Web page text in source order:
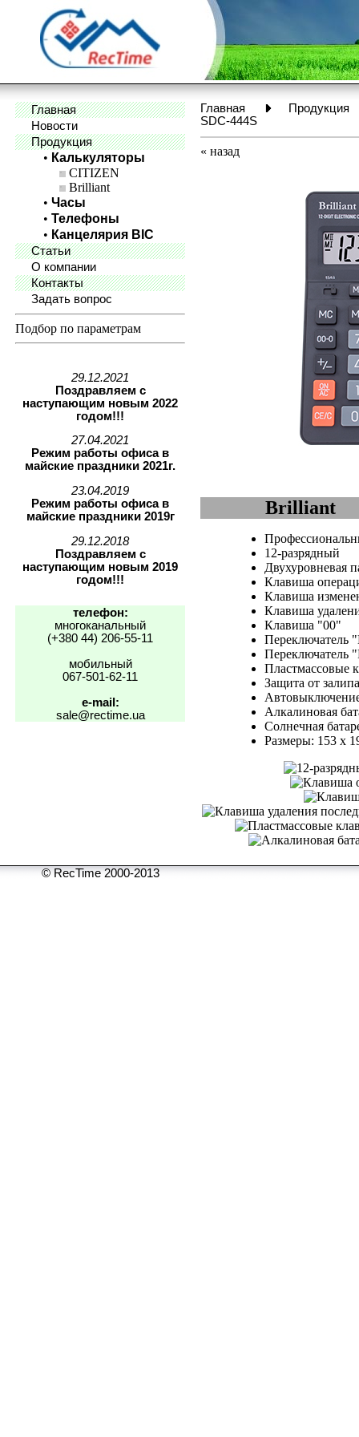
Главная
Новости
Продукция
• Калькуляторы
CITIZEN
Brilliant
• Часы
• Телефоны
• Канцелярия BIC
Статьи
О компании
Контакты
Задать вопрос
Подбор по параметрам
29.12.2021
Поздравляем с
наступающим новым 2022
годом!!!
27.04.2021
Режим работы офиса в
майские праздники 2021г.
23.04.2019
Режим работы офиса в
майские праздники 2019г
29.12.2018
Поздравляем с
наступающим новым 2019
годом!!!
телефон:
многоканальный
(+380 44) 206-55-11
мобильный
067-501-62-11
e-mail:
sale@rectime.ua
Главная
Продукция
SDC-444S
« назад
Brilliant
12-разрядный
Двухуровневая
Клавиша
Клавиша
Клавиша
Клавиша "00"
Переключатель
Переключатель
Пластмассовые
Защита от
Алкалиновая
Солнечная
Размеры: 153 x
© RecTime 2000-2013